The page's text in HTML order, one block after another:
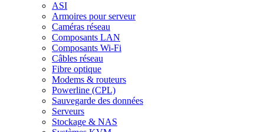
ASI
Armoires pour serveur
Caméras réseau
Composants LAN
Composants Wi-Fi
Câbles réseau
Fibre optique
Modems & routeurs
Powerline (CPL)
Sauvegarde des données
Serveurs
Stockage & NAS